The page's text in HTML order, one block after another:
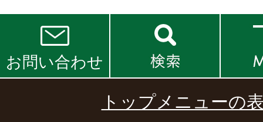
お問い合わせ
トップメニューの